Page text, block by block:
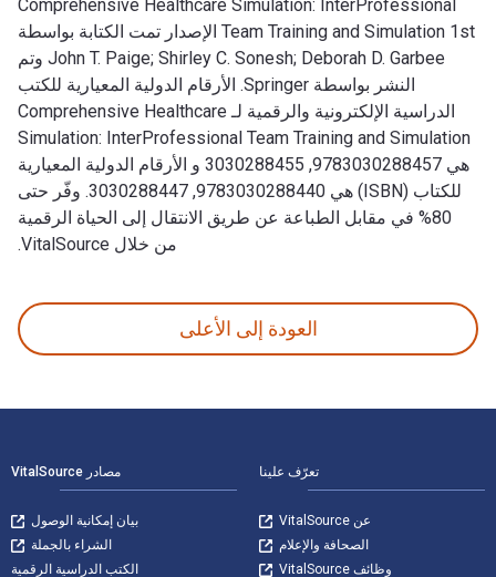
Comprehensive Healthcare Simulation: InterProfessional
Team Training and Simulation 1st الإصدار تمت الكتابة بواسطة
John T. Paige; Shirley C. Sonesh; Deborah D. Garbee وتم
النشر بواسطة Springer. الأرقام الدولية المعيارية للكتب
الدراسية الإلكترونية والرقمية لـ Comprehensive Healthcare
Simulation: InterProfessional Team Training and Simulation
هي 9783030288457, 3030288455 و الأرقام الدولية المعيارية
للكتاب (ISBN) هي 9783030288440, 3030288447. وفّر حتى
80% في مقابل الطباعة عن طريق الانتقال إلى الحياة الرقمية
من خلال VitalSource.
العودة إلى الأعلى
تعرّف علينا
عن VitalSource
الصحافة والإعلام
وظائف VitalSource
مصادر VitalSource
بيان إمكانية الوصول
الشراء بالجملة
الكتب الدراسية الرقمية